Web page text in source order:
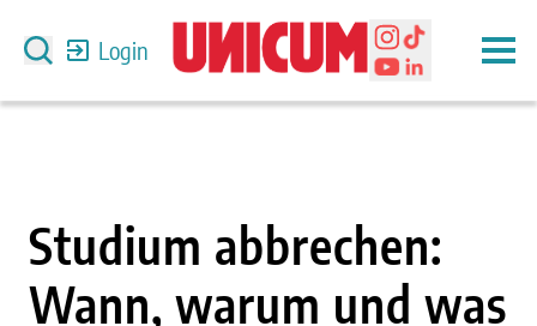
Login
Studium abbrechen:
Wann, warum und was